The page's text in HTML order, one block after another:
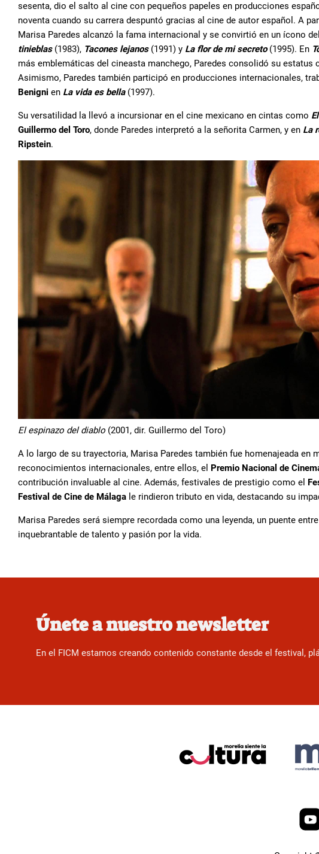
sesenta, dio el salto al cine con pequeños papeles en producciones
noventa cuando su carrera despuntó gracias al cine de autor español. A
Marisa Paredes alcanzó la fama internacional y se convirtió en un ícono
tinieblas (1983), Tacones lejanos (1991) y La flor de mi secreto(1995). En
más emblemáticas del cineasta manchego, Paredes consolidó su estatus
Asimismo, Paredes también participó en producciones internacionales,
Benigni en La vida es bella(1997).
Su versatilidad la llevó a incursionar en el cine mexicano en cintas como
Guillermo del Toro, donde Paredes interpretó a la señorita Carmen, y en La
Ripstein.
El espinazo del diablo (2001, dir. Guillermo del Toro)
A lo largo de su trayectoria, Marisa Paredes también fue homenajeada en
reconocimientos internacionales, entre ellos, el Premio Nacional de
contribución invaluable al cine. Además, festivales de prestigio como el
Festival de Cine de Málaga le rindieron tributo en vida, destacando su
Marisa Paredes será siempre recordada como una leyenda, un puente
inquebrantable de talento y pasión por la vida.
Únete a nuestro newsletter
En el FICM estamos creando contenido constante desde el festival,